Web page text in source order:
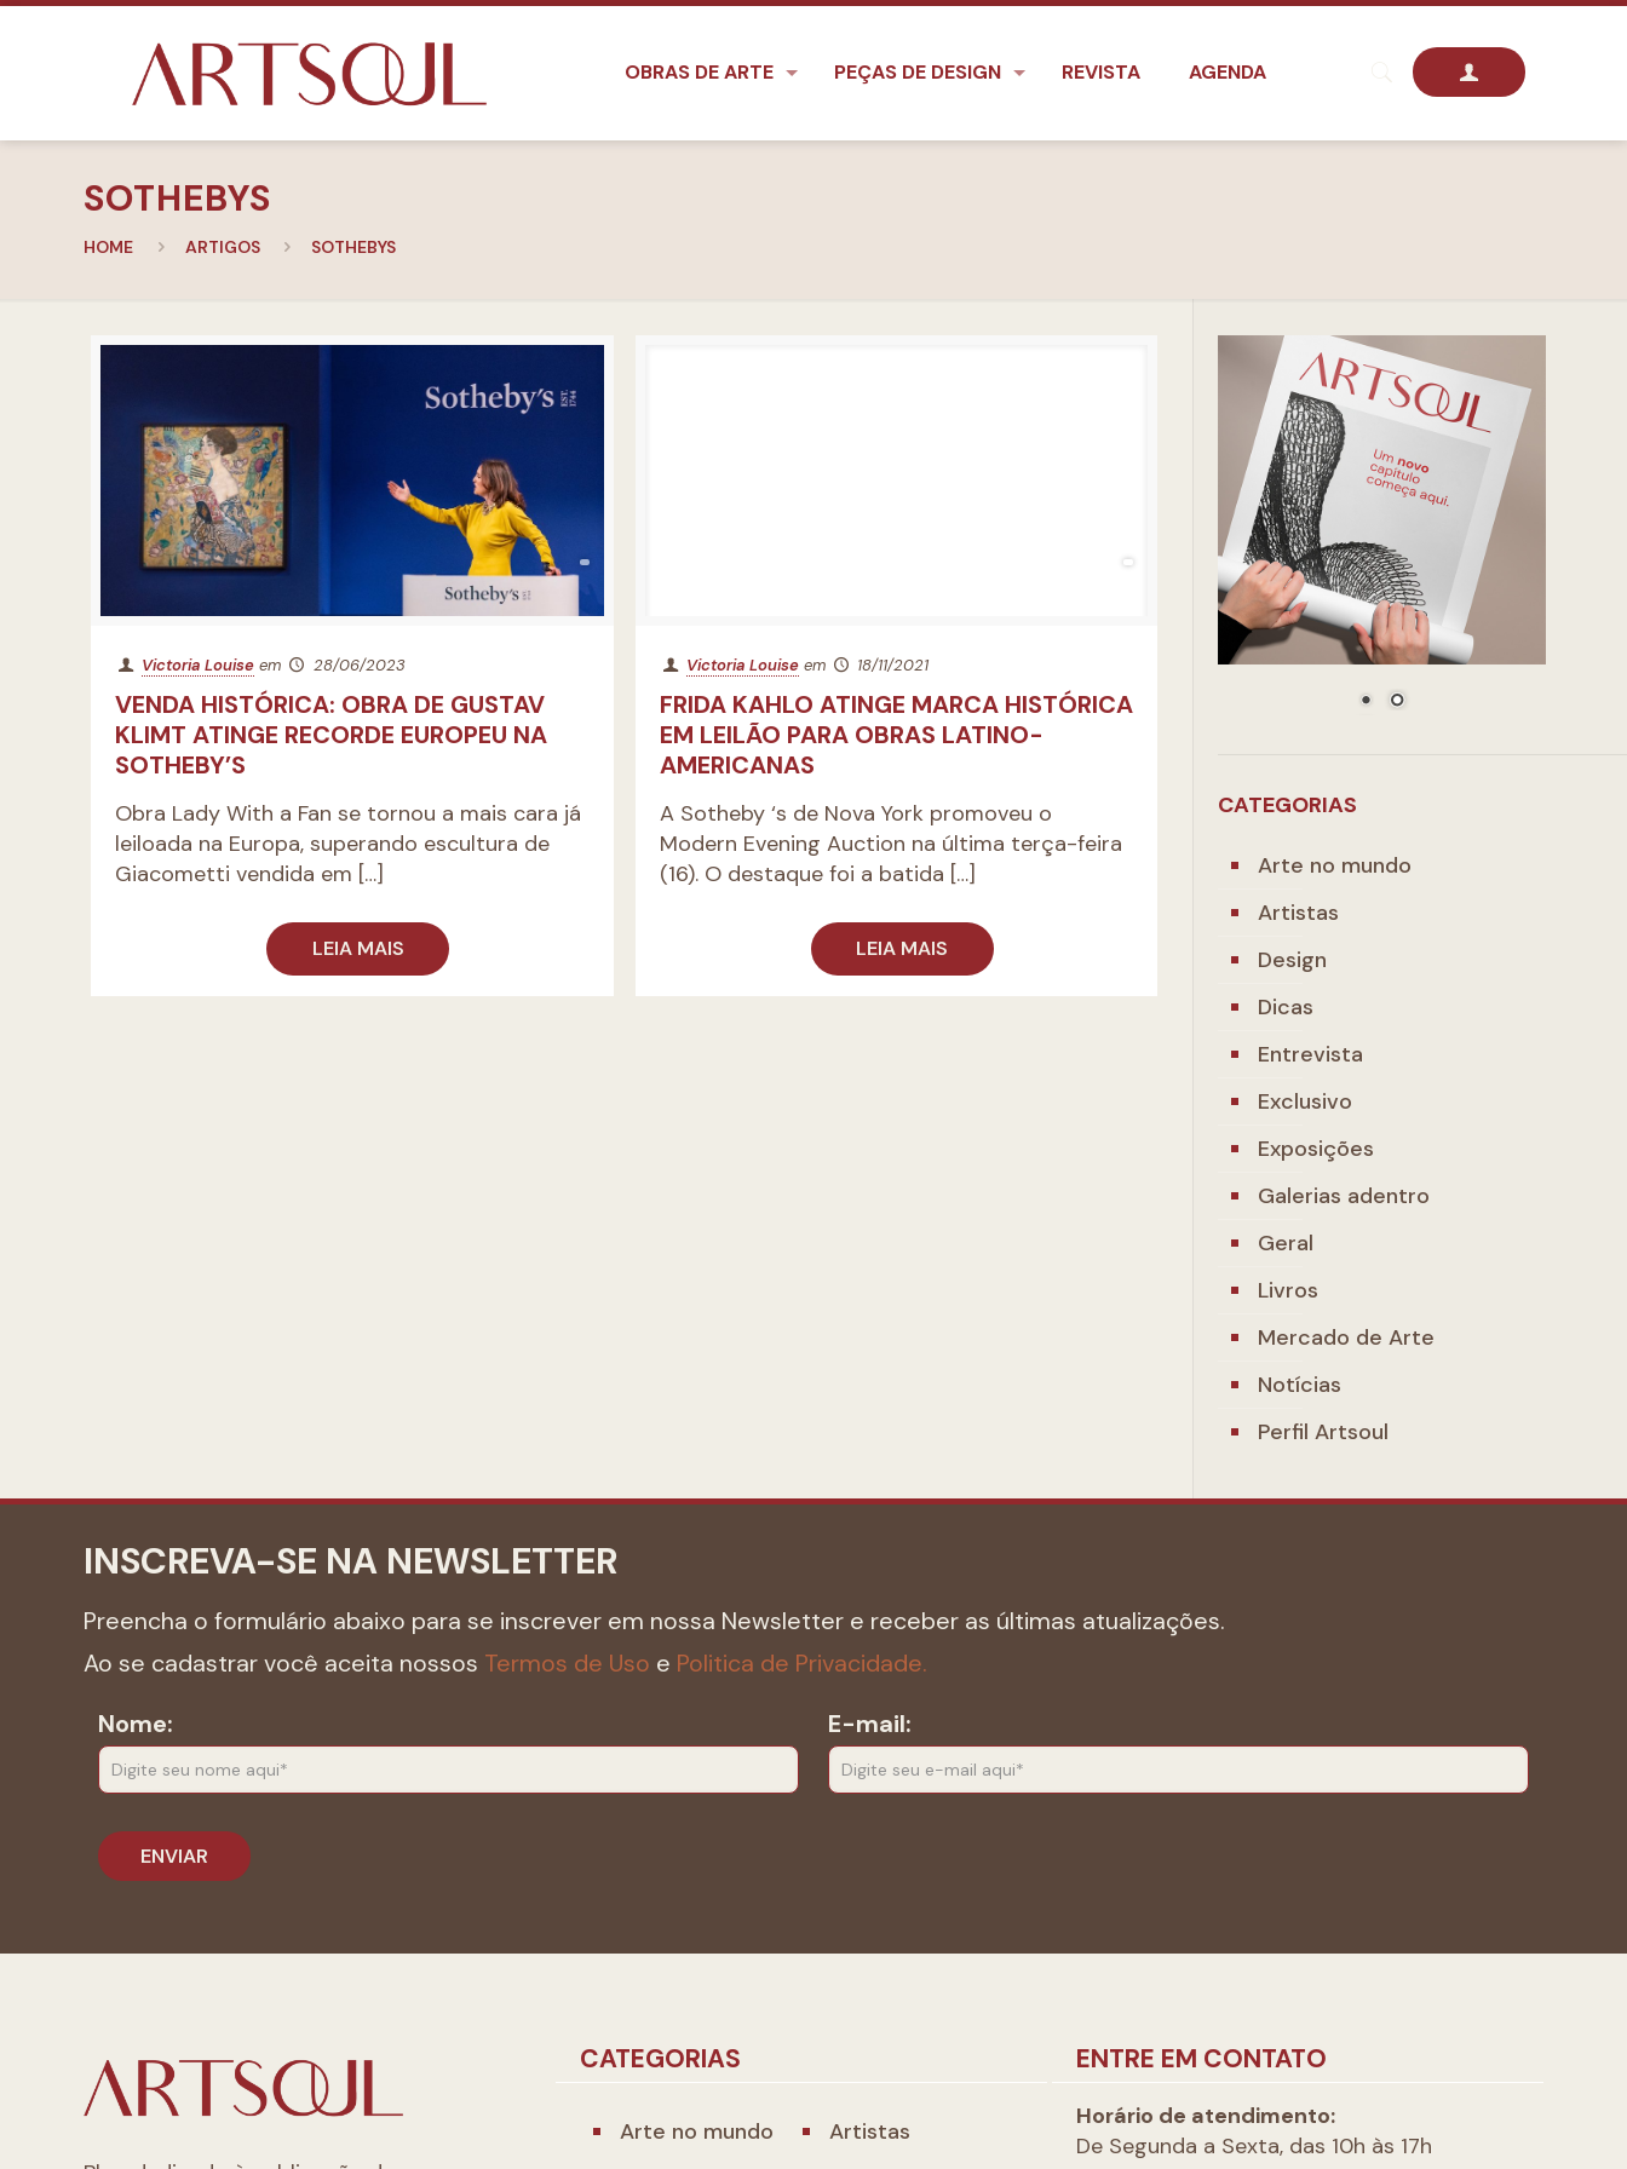
OBRAS DE ARTE PEÇAS DE DESIGN REVISTA AGENDA
SOTHEBYS
HOME ARTIGOS SOTHEBYS
Victoria Louise em 28/06/2023
VENDA HISTÓRICA: OBRA DE GUSTAV
KLIMT ATINGE RECORDE EUROPEU NA
SOTHEBY’S
Obra Lady With a Fan se tornou a mais cara já
leiloada na Europa, superando escultura de
Giacometti vendida em […]
LEIA MAIS
Victoria Louise em 18/11/2021
FRIDA KAHLO ATINGE MARCA HISTÓRICA
EM LEILÃO PARA OBRAS LATINO-
AMERICANAS
A Sotheby ‘s de Nova York promoveu o
Modern Evening Auction na última terça-feira
(16). O destaque foi a batida […]
LEIA MAIS
CATEGORIAS
Arte no mundo
Artistas
Design
Dicas
Entrevista
Exclusivo
Exposições
Galerias adentro
Geral
Livros
Mercado de Arte
Notícias
Perfil Artsoul
INSCREVA-SE NA NEWSLETTER
Preencha o formulário abaixo para se inscrever em nossa Newsletter e receber as últimas atualizações.
Ao se cadastrar você aceita nossos Termos de Uso e Politica de Privacidade.
Nome:
E-mail:
CATEGORIAS
Arte no mundo
Artistas
ENTRE EM CONTATO
Horário de atendimento:
De Segunda a Sexta, das 10h às 17h